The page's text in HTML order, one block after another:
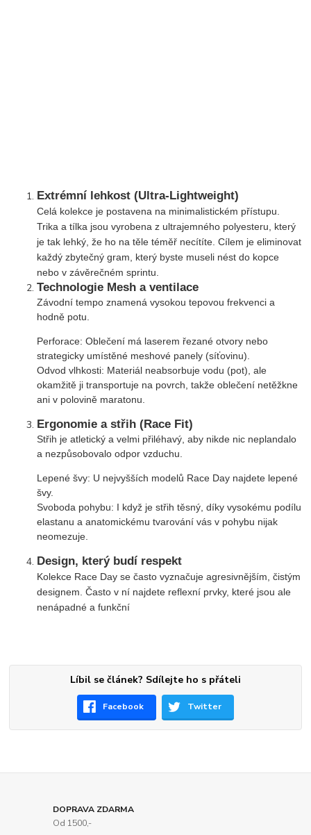
Extrémní lehkost (Ultra-Lightweight)
Celá kolekce je postavena na minimalistickém přístupu.
Trika a tílka jsou vyrobena z ultrajemného polyesteru, který
je tak lehký, že ho na těle téměř necítíte. Cílem je eliminovat
každý zbytečný gram, který byste museli nést do kopce
nebo v závěrečném sprintu.
Technologie Mesh a ventilace
Závodní tempo znamená vysokou tepovou frekvenci a
hodně potu.
Perforace: Oblečení má laserem řezané otvory nebo
strategicky umístěné meshové panely (síťovinu).
Odvod vlhkosti: Materiál neabsorbuje vodu (pot), ale
okamžitě ji transportuje na povrch, takže oblečení netěžkne
ani v polovině maratonu.
Ergonomie a střih (Race Fit)
Střih je atletický a velmi přiléhavý, aby nikde nic neplandalo
a nezpůsobovalo odpor vzduchu.
Lepené švy: U nejvyšších modelů Race Day najdete lepené
švy.
Svoboda pohybu: I když je střih těsný, díky vysokému podílu
elastanu a anatomickému tvarování vás v pohybu nijak
neomezuje.
Design, který budí respekt
Kolekce Race Day se často vyznačuje agresivnějším, čistým
designem. Často v ní najdete reflexní prvky, které jsou ale
nenápadné a funkční
Líbil se článek? Sdílejte ho s přáteli
Facebook Twitter
DOPRAVA ZDARMA
Od 1500,-